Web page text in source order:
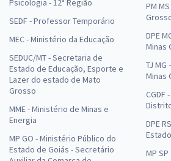
Psicologia - 12ª Região
SEDF - Professor Temporário
MEC - Ministério da Educação
SEDUC/MT - Secretaria de
Estado de Educação, Esporte e
Lazer do estado de Mato
Grosso
MME - Ministério de Minas e
Energia
MP GO - Ministério Público do
Estado de Goiás - Secretário
PM
DPE
Minas
TJ
Minas
CGDF
DPE
MP